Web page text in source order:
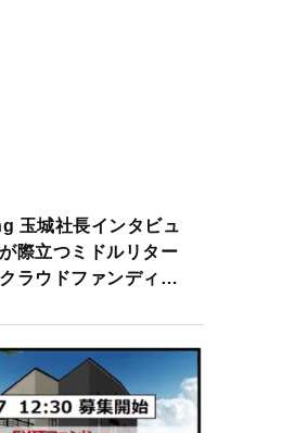
玉城社長インタビュ
際立つミドルリター
ラウドファンディン